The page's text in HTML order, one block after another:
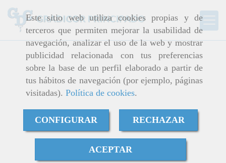
Este sitio web utiliza cookies propias y de
terceros que permiten mejorar la usabilidad de
navegación, analizar el uso de la web y mostrar
publicidad relacionada con tus preferencias
sobre la base de un perfil elaborado a partir de
tus hábitos de navegación (por ejemplo, páginas
visitadas). Política de cookies.
CONFIGURAR RECHAZAR
ACEPTAR